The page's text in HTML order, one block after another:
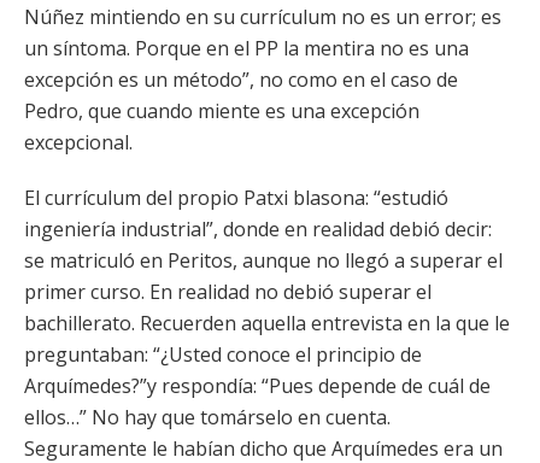
Núñez mintiendo en su currículum no es un error; es
un síntoma. Porque en el PP la mentira no es una
excepción es un método”, no como en el caso de
Pedro, que cuando miente es una excepción
excepcional.
El currículum del propio Patxi blasona: “estudió
ingeniería industrial”, donde en realidad debió decir:
se matriculó en Peritos, aunque no llegó a superar el
primer curso. En realidad no debió superar el
bachillerato. Recuerden aquella entrevista en la que le
preguntaban: “¿Usted conoce el principio de
Arquímedes?”y respondía: “Pues depende de cuál de
ellos…” No hay que tomárselo en cuenta.
Seguramente le habían dicho que Arquímedes era un